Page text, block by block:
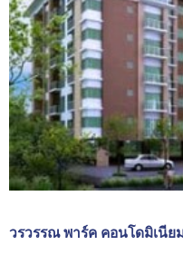
วรวรรณ พาร์ค คอนโดมิเนีย